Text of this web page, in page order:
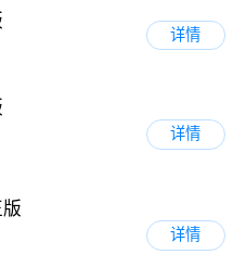
详情
详情
详情